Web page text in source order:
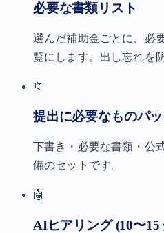
必要な書類リスト
選んだ補助金ごとに、必
覧にします。出し忘れを
📁
提出に必要なものパ
下書き・必要な書類・公
備のセットです。
🤖
AIヒアリング (10〜15